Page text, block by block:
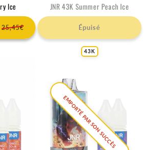
Ice
25,45€
JNR 43K Summer Peach Ice
Épuisé
43K
EMPORTÉ PAR SON SUCCÈS